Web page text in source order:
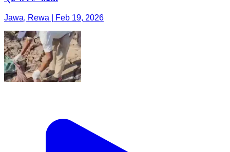
Jawa, Rewa | Feb 19, 2026